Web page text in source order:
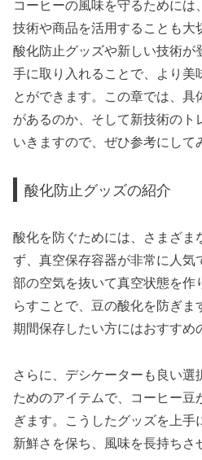
コーヒーの風味を守るために
技術や商品を活用することも大
酸化防止グッズや新しい技術が
手に取り入れることで、より美
とができます。この章では、具
があるのか、そして新技術のト
いきますので、ぜひ参考にして
酸化防止グッズの紹介
酸化を防ぐためには、さまざま
ず、真空保存容器が非常に人気
部の空気を抜いて真空状態を作
らすことで、豆の酸化を防ぎ
期間保存したい方にはおすすめ
さらに、デシケーターも良い選
ためのアイテムで、コーヒー豆
ぎます。こうしたグッズを上
新鮮さを保ち、風味を長持ちさ